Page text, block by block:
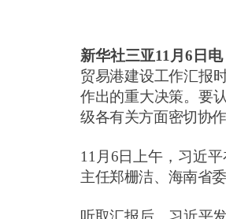
新华社三亚11 月6 日
贸易港建设工作汇报
作出的重大决策。要
级各有关方面密切协
11 月 6日上午，习近
主任郑栅洁、海南省